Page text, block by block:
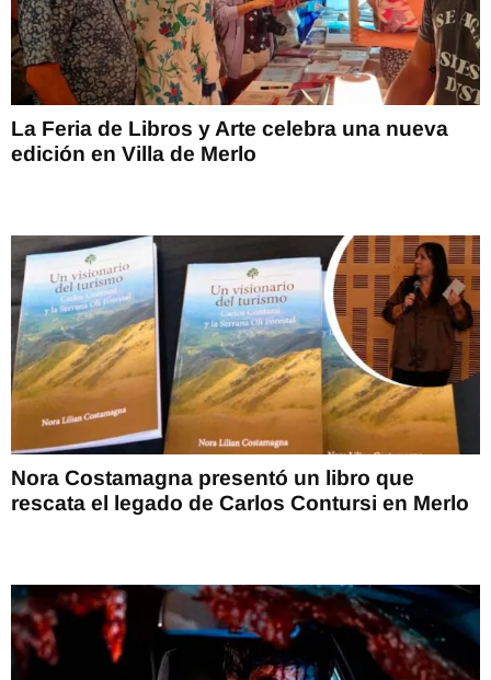
La Feria de Libros y Arte celebra una nueva
edición en Villa de Merlo
Nora Costamagna presentó un libro que
rescata el legado de Carlos Contursi en Merlo